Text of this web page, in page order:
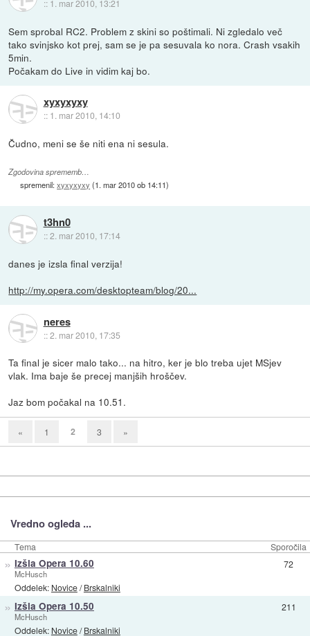
:: 1. mar 2010, 13:21
Sem sprobal RC2. Problem z skini so poštimali. Ni zgledalo več
tako svinjsko kot prej, sam se je pa sesuvala ko nora. Crash vsakih
5min.
Počakam do Live in vidim kaj bo.
xyxyxyxy
:: 1. mar 2010, 14:10
Čudno, meni se še niti ena ni sesula.
Zgodovina sprememb…
spremenil:xyxyxyxy (1. mar 2010 ob 14:11)
t3hn0
::2. mar 2010, 17:14
danes je izsla final verzija!
http://my.opera.com/desktopteam/blog/20...
neres
::2. mar 2010, 17:35
Ta final je sicer malo tako... na hitro, ker je blo treba ujet MSjev
vlak. Ima baje še precej manjših hroščev.
Jaz bom počakal na 10.51.
« 1 2 3 »
Vredno ogleda ...
Tema Sporočila
» Izšla Opera 10.60
McHusch
Oddelek: Novice/Brskalniki
72
» Izšla Opera 10.50
McHusch
Oddelek: Novice/Brskalniki
211